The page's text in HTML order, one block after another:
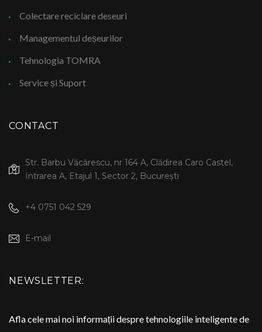
Colectare reciclare deseuri
Managementul deșeurilor
Tehnologia TOMRA
Service și Suport
CONTACT
Str. Barbu Văcărescu, nr 164 A, Clădirea Caro Castel,
Intrarea A, Etajul 1, Sector 2, București
+4 0751 042 529
E-mail
NEWSLETTER:
Afla cele mai noi informații despre tehnologiile inteligente de